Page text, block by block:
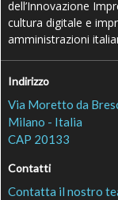
dell’Innovazione
cultura digitale e
amministrazioni
Indirizzo
Via Moretto da
Milano - Italia
CAP 20133
Contatti
Contatta il nostro